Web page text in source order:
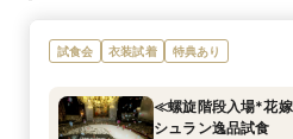
試食会 衣装試着 特典あり
≪螺旋階段入場*花
シュラン逸品試食